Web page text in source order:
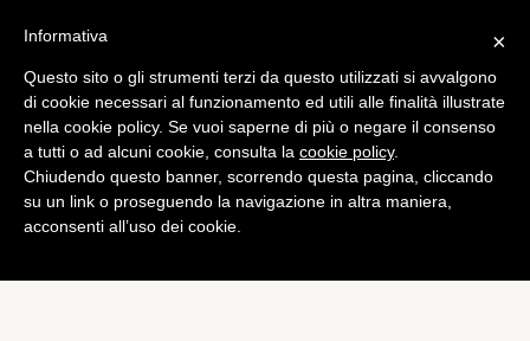
Tech
Nokia dice addio a Symbian
di Alessandro Moretti
×
Informativa
Questo sito o gli strumenti terzi da questo utilizzati si avvalgono
di cookie necessari al funzionamento ed utili alle finalità illustrate
nella cookie policy. Se vuoi saperne di più o negare il consenso
a tutti o ad alcuni cookie, consulta la cookie policy.
Chiudendo questo banner, scorrendo questa pagina, cliccando
su un link o proseguendo la navigazione in altra maniera,
acconsenti all’uso dei cookie.